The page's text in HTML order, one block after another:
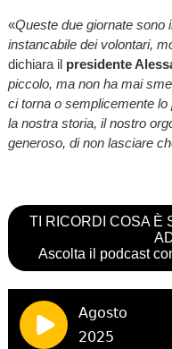
«Queste due giornate sono
instancabile dei volontari,
dichiara ilpresidente
piccolo, ma non ha mai
ci torna o semplicemente lo
la nostra storia, il nostro
generoso, di non lasciare
TI RICORDI COSA È
Ascolta il podcast